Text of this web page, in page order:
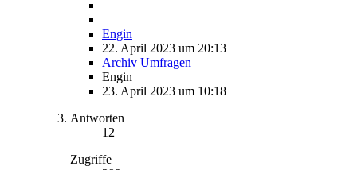
Engin
22. April 2023 um 20:13
Archiv Umfragen
Engin
23. April 2023 um 10:18
Antworten
12
Zugriffe